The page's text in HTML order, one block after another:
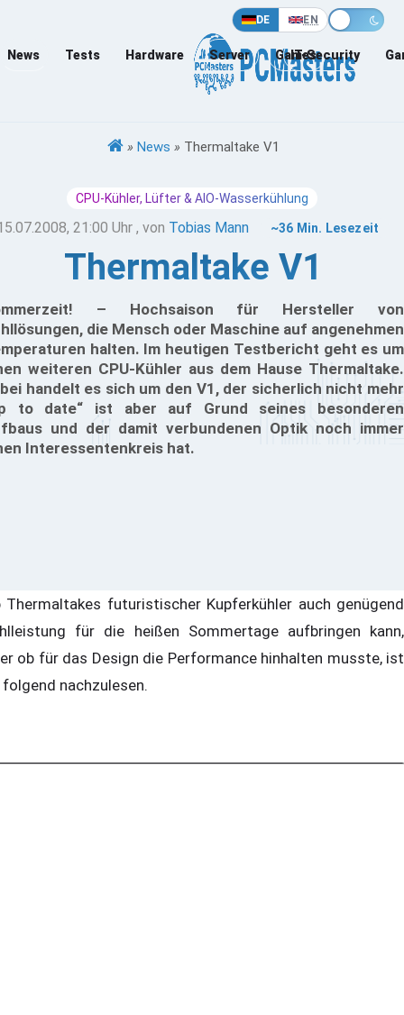
DE EN
News Tests Hardware Server Games
IT-Security
» News » Thermaltake V1
CPU-Kühler, Lüfter & AIO-Wasserkühlung
21:00 Uhr , von Tobias Mann ~36 Min. Lesezeit
Thermaltake V1
– Hochsaison für Hersteller von
die Mensch oder Maschine auf angenehmen
halten. Im heutigen Testbericht geht es um
weiteren CPU-Kühler aus dem Hause Thermaltake.
handelt es sich um den V1, der sicherlich nicht mehr
to date“ ist aber auf Grund seines besonderen
und der damit verbundenen Optik noch immer
Interessentenkreis hat.
Thermaltakes futuristischer Kupferkühler auch genügend
für die heißen Sommertage aufbringen kann,
ob für das Design die Performance hinhalten musste, ist
nachzulesen.